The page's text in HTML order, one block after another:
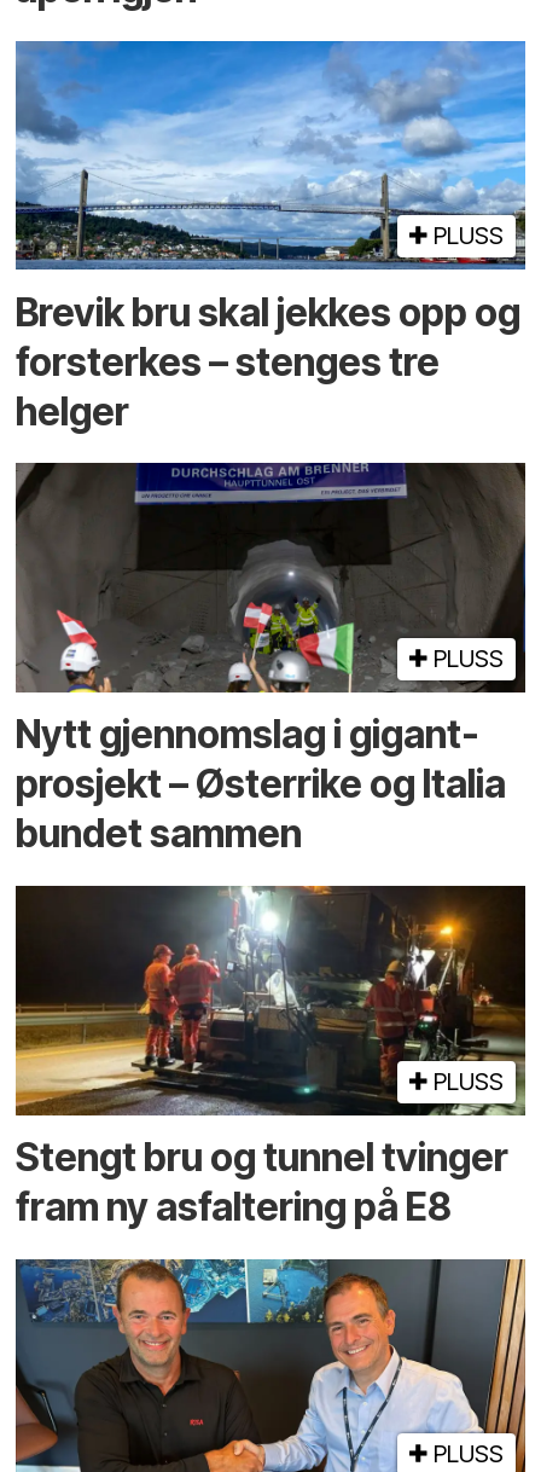
PLUSS
Brevik bru skal jekkes opp og
forsterkes – stenges tre
helger
PLUSS
Nytt gjennomslag i gigant­
prosjekt – Østerrike og Italia
bundet sammen
PLUSS
Stengt bru og tunnel tvinger
fram ny asfaltering på E8
PLUSS